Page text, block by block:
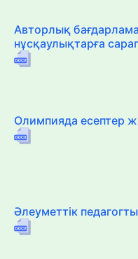
Авторлық
нұсқаулықтарға
Олимпияда есептер
Әлеуметтік